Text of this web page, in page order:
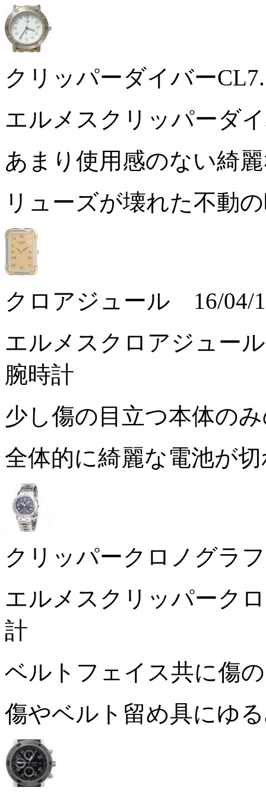
クリッパーダイバー
エルメスクリッパーダ
あまり使用感のない綺
リューズが壊れた不動
クロアジュール 16/04/
エルメスクロアジュー
腕時計
少し傷の目立つ本体の
全体的に綺麗な電池が
クリッパークロノ
エルメスクリッパーク
計
ベルトフェイス共に傷
傷やベルト留め具にゆ